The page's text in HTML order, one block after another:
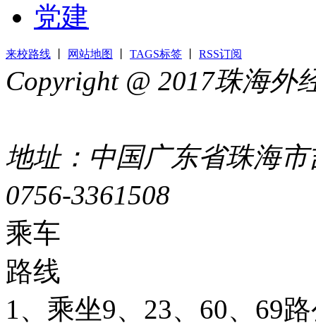
党建
来校路线 网站地图 TAGS标签 RSS订阅
Copyright @ 2017珠海
地址：中国广东省珠海
0756-3361508
乘车
路线
1、乘坐9、23、60、69